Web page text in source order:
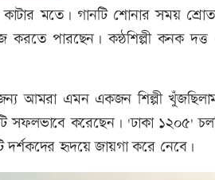
মতে। গানটি শোনার সময়
করতে পারছেন। কন্ঠশিল্পী কনক
আমরা এমন একজন শিল্পী
করেছেন। 'ঢাকা ১২০৫'
দর্শকদের হৃদয়ে জায়গা করে নেবে।